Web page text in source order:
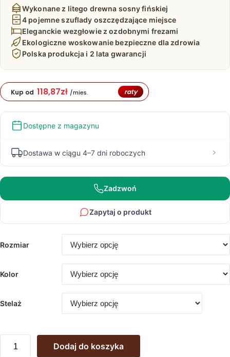
099,00 zł
do
5
218,00 zł
Wykonane z litego drewna sosny fińskiej
4 pojemne szuflady oszczędzające miejsce
Eleganckie wezgłowie z ozdobnymi frezami
Ekologiczne woskowanie bezpieczne dla zdrowia
Polska produkcja i 2 lata gwarancji
Kup od 118,87zł /mies. raty
Dostępne z magazynu
Dostawa w ciągu 4–7 dni roboczych
Zadzwoń
Zapytaj o produkt
Rozmiar
Kolor
Stelaż
Łóżko
Dodaj do koszyka